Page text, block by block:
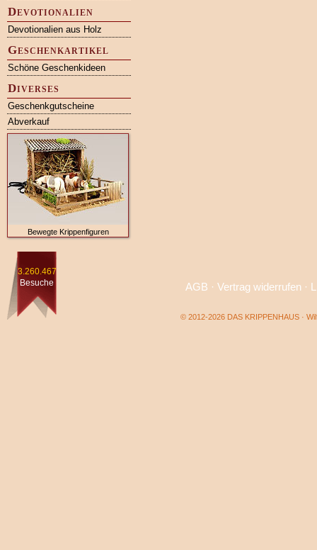
Devotionalien
Devotionalien aus Holz
Geschenkartikel
Schöne Geschenkideen
Diverses
Geschenkgutscheine
Abverkauf
Bewegte Krippenfiguren
3.260.467
Besuche
AGB · Vertrag widerrufen·
© 2012-2026 DAS KRIPPENHAUS ·